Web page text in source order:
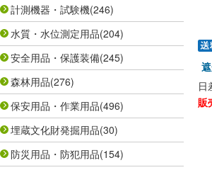
計測機器・試験機(246)
水質・水位測定用品(204)
安全用品・保護装備(245)
森林用品(276)
保安用品・作業用品(496)
埋蔵文化財発掘用品(30)
防災用品・防犯用品(154)
日
販